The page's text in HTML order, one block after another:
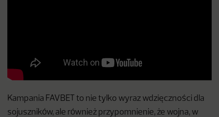
Kampania FAVBET to nie tylko wyraz wdzięczności dla
sojuszników, ale również przypomnienie, że wojna, w